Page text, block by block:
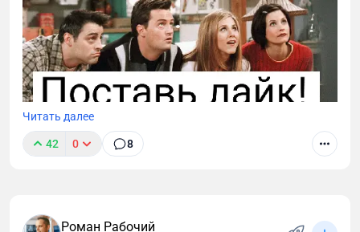
Поддержите проект реакцией и — самое главное —
Читать далее
42 0 8
Роман Рабочий